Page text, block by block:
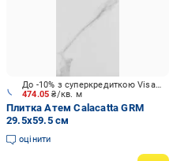
474.05₴/кв. м
До -10% з суперкредиткою Visa Вигода
Плитка Атем Calacatta GRM
29.5x59.5 см
оцінити